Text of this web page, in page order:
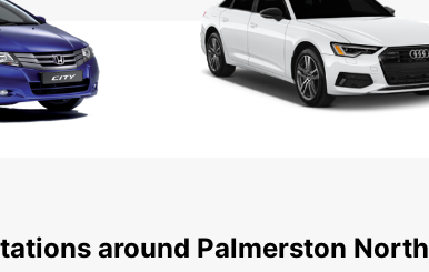
around Palmerston North